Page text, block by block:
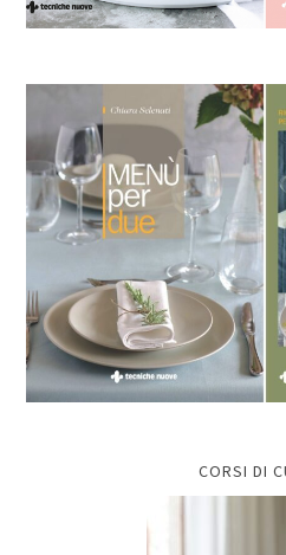
CORSI DI